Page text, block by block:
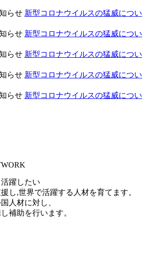
新型コロナウイルスの猛威につい
新型コロナウイルスの猛威につい
新型コロナウイルスの猛威につい
新型コロナウイルスの猛威につい
新型コロナウイルスの猛威につい
躍したい
し,世界で活躍する人材を育てます。
人材に対し、
補助を行います。